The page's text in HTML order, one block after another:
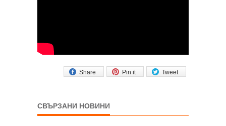
Tweet
Pin it
Share
СВЪРЗАНИ НОВИНИ